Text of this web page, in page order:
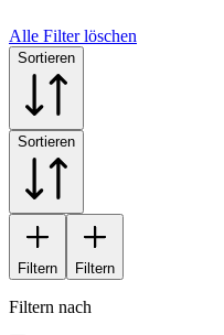
Alle Filter löschen
Sortieren
Sortieren
Filtern Filtern
Filtern nach